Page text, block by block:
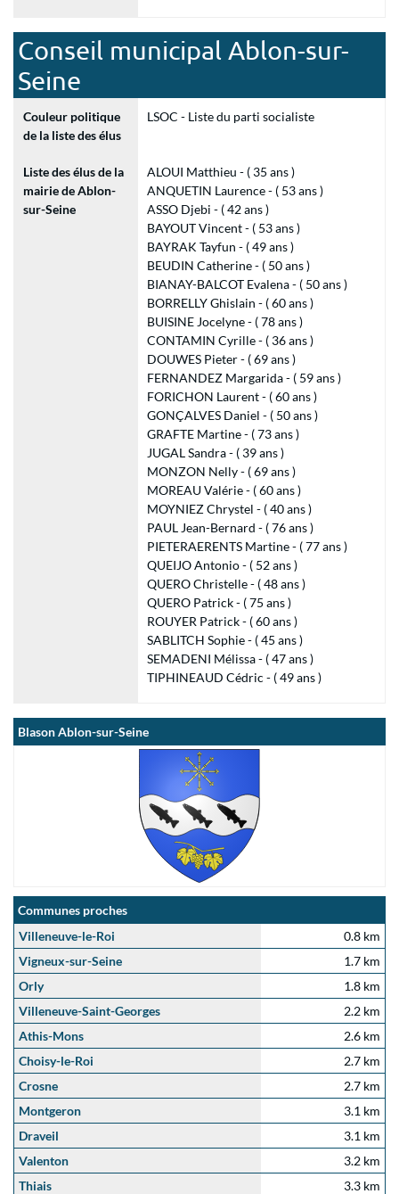
Conseil municipal Ablon-sur-
Seine
Couleur politique
de la liste des élus
LSOC - Liste du parti socialiste
Liste des élus de la
mairie de Ablon-
sur-Seine
ALOUI Matthieu - ( 35 ans )
ANQUETIN Laurence - ( 53 ans )
ASSO Djebi - ( 42 ans )
BAYOUT Vincent - ( 53 ans )
BAYRAK Tayfun - ( 49 ans )
BEUDIN Catherine - ( 50 ans )
BIANAY-BALCOT Evalena - ( 50 ans )
BORRELLY Ghislain - ( 60 ans )
BUISINE Jocelyne - ( 78 ans )
CONTAMIN Cyrille - ( 36 ans )
DOUWES Pieter - ( 69 ans )
FERNANDEZ Margarida - ( 59 ans )
FORICHON Laurent - ( 60 ans )
GONÇALVES Daniel - ( 50 ans )
GRAFTE Martine - ( 73 ans )
JUGAL Sandra - ( 39 ans )
MONZON Nelly - ( 69 ans )
MOREAU Valérie - ( 60 ans )
MOYNIEZ Chrystel - ( 40 ans )
PAUL Jean-Bernard - ( 76 ans )
PIETERAERENTS Martine - ( 77 ans )
QUEIJO Antonio - ( 52 ans )
QUERO Christelle - ( 48 ans )
QUERO Patrick - ( 75 ans )
ROUYER Patrick - ( 60 ans )
SABLITCH Sophie - ( 45 ans )
SEMADENI Mélissa - ( 47 ans )
TIPHINEAUD Cédric - ( 49 ans )
Blason Ablon-sur-Seine
Communes proches
Villeneuve-le-Roi
0.8 km
Vigneux-sur-Seine
1.7 km
Orly
1.8 km
Villeneuve-Saint-Georges
2.2 km
Athis-Mons
2.6 km
Choisy-le-Roi
2.7 km
Crosne
2.7 km
Montgeron
3.1 km
Draveil
3.1 km
Valenton
3.2 km
Thiais
3.3 km